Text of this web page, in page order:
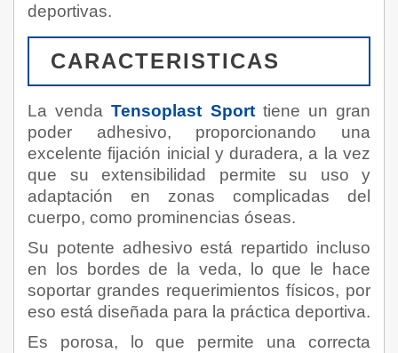
deportivas.
CARACTERISTICAS
La vendaTensoplast Sporttiene un gran
poder adhesivo, proporcionando una
excelente fijación inicial y duradera, a la vez
que su extensibilidad permite su uso y
adaptación en zonas complicadas del
cuerpo, como prominencias óseas.
Su potente adhesivo está repartido incluso
en los bordes de la veda, lo que le hace
soportar grandes requerimientos físicos, por
eso está diseñada para la práctica deportiva.
Es porosa, lo que permite una correcta